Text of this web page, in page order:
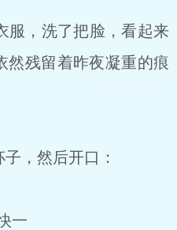
，洗了把脸，看起来
然残留着昨夜凝重的痕
，然后开口：
一